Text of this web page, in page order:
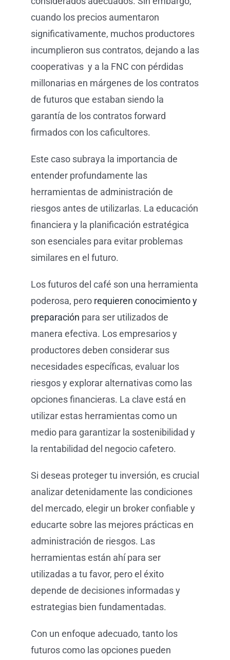
cuando los precios aumentaron
significativamente, muchos productores
incumplieron sus contratos, dejando a las
cooperativas y a la FNC con pérdidas
millonarias en márgenes de los contratos
de futuros que estaban siendo la
garantía de los contratos forward
firmados con los caficultores.
Este caso subraya la importancia de
entender profundamente las
herramientas de administración de
riesgos antes de utilizarlas. La educación
financiera y la planificación estratégica
son esenciales para evitar problemas
similares en el futuro.
Los futuros del café son una herramienta
poderosa, pero requieren conocimiento y
preparación para ser utilizados de
manera efectiva. Los empresarios y
productores deben considerar sus
necesidades específicas, evaluar los
riesgos y explorar alternativas como las
opciones financieras. La clave está en
utilizar estas herramientas como un
medio para garantizar la sostenibilidad y
la rentabilidad del negocio cafetero.
Si deseas proteger tu inversión, es crucial
analizar detenidamente las condiciones
del mercado, elegir un broker confiable y
educarte sobre las mejores prácticas en
administración de riesgos. Las
herramientas están ahí para ser
utilizadas a tu favor, pero el éxito
depende de decisiones informadas y
estrategias bien fundamentadas.
Con un enfoque adecuado, tanto los
futuros como las opciones pueden